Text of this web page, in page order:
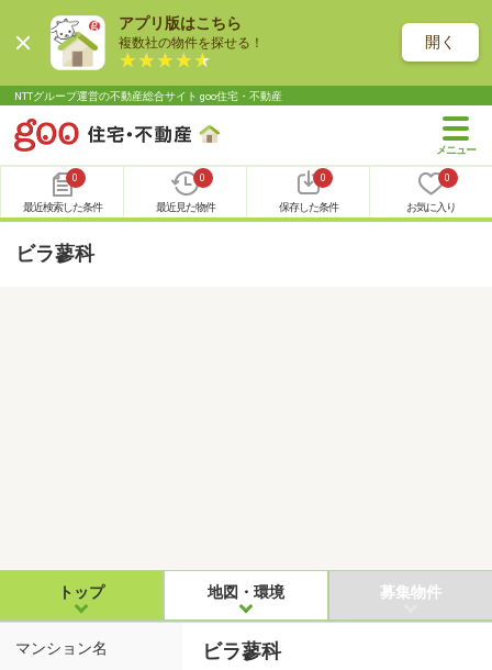
アプリ版はこちら
複数社の物件を探せる！ 開く
NTTグループ運営の不動産総合サイト goo住宅・不動産
0
最近検索した条件
0
最近見た物件
0
保存した条件
0
お気に入り
ビラ蓼科
トップ 地図・環境 募集物件
マンション名 ビラ蓼科